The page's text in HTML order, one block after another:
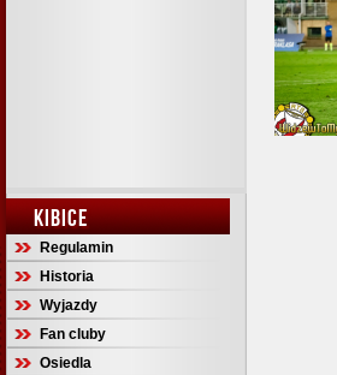
KIBICE
Regulamin
Historia
Wyjazdy
Fan cluby
Osiedla